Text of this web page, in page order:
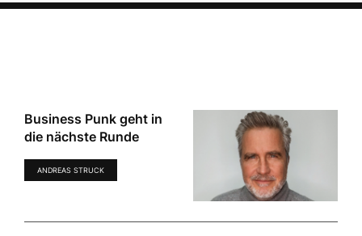
Business Punk geht in
die nächste Runde
ANDREAS STRUCK